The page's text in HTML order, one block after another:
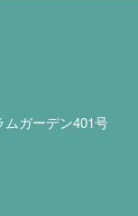
ガーデン401号